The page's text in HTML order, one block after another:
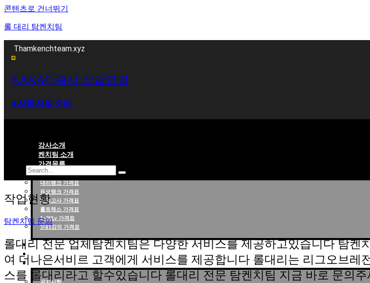
콘텐츠로 건너뛰기
롤 대리 탐켄치팀
Thamkenchteam.xyz
KAKAO 즉시 상담연결
⁕사칭 채널 주의
강사소개
켄치팀 소개
가격목록
대리랭크 가격표
듀오랭크 가격표
배치고사 가격표
롤토체스 가격표
1~30Lv 가격표
1대1강의 가격표
작업현황
작업후기
고객센터
작업현황
탐켄치팀 문의
롤대리 전문 업체탐켄치팀은 다양한 서비스를 제공하고있습니다 탐
여 더나은서비르 고객에게 서비스를 제공합니다 롤대리는 리그오브레
스를 롤대리라고 할수있습니다 롤대리 전문 탐켄치팀 지금 바로 문의주